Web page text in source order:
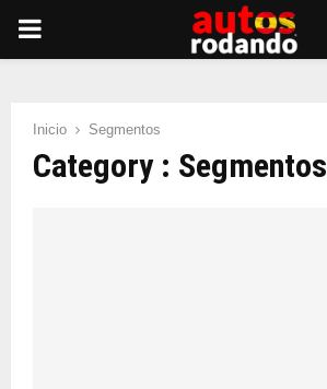
PRIMARY
Inicio Segmentos
Category : Segmentos